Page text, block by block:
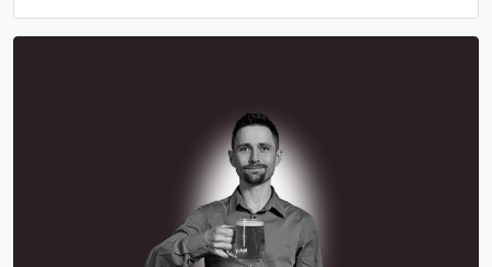
anzuschauen. Diese Kirche wurde Ende der 20er
Jahre des 20. Jahrhunderts direkt aus der
der Karpatenukraine als ein typisches Bauwerk der
Volksarchitektur ihrer damaligen Hauptstadt
Ohne Übertreibung kann man sagen, dass der Kinsky-
Garten sehr malerisch und romantisch ist. Wie auch